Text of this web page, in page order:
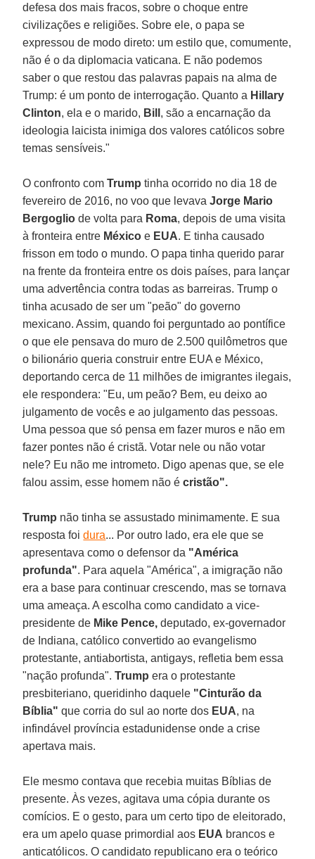
defesa dos mais fracos, sobre o choque entre
civilizações e religiões. Sobre ele, o papa se
expressou de modo direto: um estilo que, comumente,
não é o da diplomacia vaticana. E não podemos
saber o que restou das palavras papais na alma de
Trump: é um ponto de interrogação. Quanto a Hillary
Clinton, ela e o marido, Bill , são a encarnação da
ideologia laicista inimiga dos valores católicos sobre
temas sensíveis."
O confronto comTrump tinha ocorrido no dia 18 de
fevereiro de 2016, no voo que levavaJorge Mario
Bergoglio de volta para Roma, depois de uma visita
à fronteira entre México e EUA. E tinha causado
frisson em todo o mundo. O papa tinha querido parar
na frente da fronteira entre os dois países, para lançar
uma advertência contra todas as barreiras. Trump o
tinha acusado de ser um "peão" do governo
mexicano. Assim, quando foi perguntado ao pontífice
o que ele pensava do muro de 2.500 quilômetros que
o bilionário queria construir entre EUA e México,
deportando cerca de 11 milhões de imigrantes ilegais,
ele respondera: "Eu, um peão? Bem, eu deixo ao
julgamento de vocês e ao julgamento das pessoas.
Uma pessoa que só pensa em fazer muros e não em
fazer pontes não é cristã. Votar nele ou não votar
nele? Eu não me intrometo. Digo apenas que, se ele
falou assim, esse homem não écristão".
Trump não tinha se assustado minimamente. E sua
resposta foidura... Por outro lado, era ele que se
apresentava como o defensor da "América
profunda". Para aquela "América", a imigração não
era a base para continuar crescendo, mas se tornava
uma ameaça. A escolha como candidato a vice-
presidente de Mike Pence, deputado, ex-governador
de Indiana, católico convertido ao evangelismo
protestante, antiabortista, antigays, refletia bem essa
"nação profunda".Trump era o protestante
presbiteriano, queridinho daquele "Cinturão da
Bíblia" que corria do sul ao norte dos EUA, na
infindável província estadunidense onde a crise
apertava mais.
Ele mesmo contava que recebia muitas Bíblias de
presente. Às vezes, agitava uma cópia durante os
comícios. E o gesto, para um certo tipo de eleitorado,
era um apelo quase primordial aos EUA brancos e
anticatólicos. O candidato republicano era o teórico